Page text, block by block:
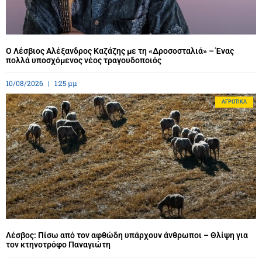
Ο Λέσβιος Αλέξανδρος Καζάζης με τη «Δροσοσταλιά» – Ένας
πολλά υποσχόμενος νέος τραγουδοποιός
10/08/2026 1:25 μμ
ΑΓΡΟΤΙΚΆ
Λέσβος: Πίσω από τον αφθώδη υπάρχουν άνθρωποι – Θλίψη για
τον κτηνοτρόφο Παναγιώτη